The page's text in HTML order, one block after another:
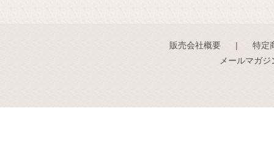
販売会社概要
特定
メールマガ